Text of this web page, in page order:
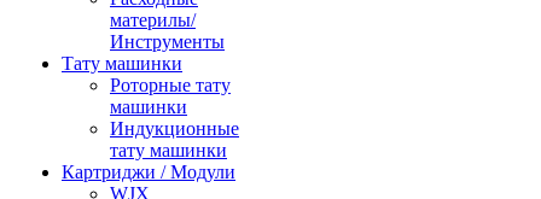
материлы/
Инструменты
Тату машинки
Роторные тату
машинки
Индукционные
тату машинки
Картриджи / Модули
WJX